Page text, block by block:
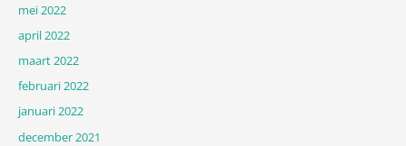
mei 2022
april 2022
maart 2022
februari 2022
januari 2022
december 2021